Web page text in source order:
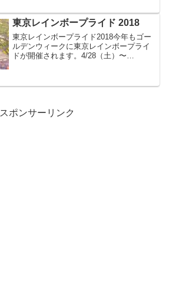
のプライド月間に、昨年に引き続き...
東京レインボープライド 2018
東京レインボープライド2018今年もゴー
ルデンウィークに東京レインボープライ
ドが開催されます。4/28（土）〜
Festival」が開催され、5...
スポンサーリンク